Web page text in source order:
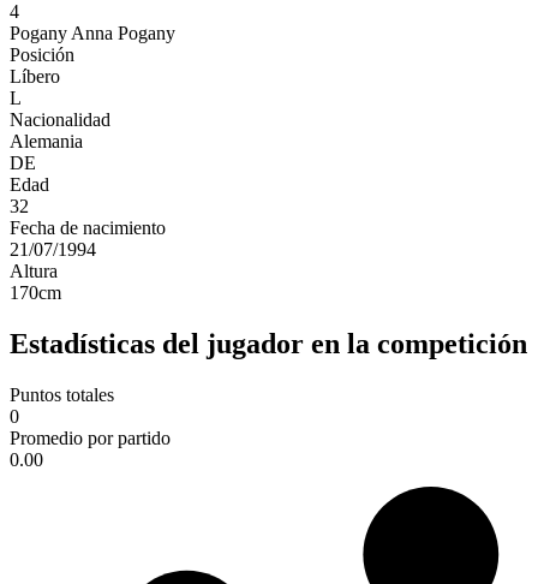
4
Pogany Anna Pogany
Posición
Líbero
L
Nacionalidad
Alemania
DE
Edad
32
Fecha de nacimiento
21/07/1994
Altura
170cm
Estadísticas del jugador en la competición
Puntos totales
0
Promedio por partido
0.00